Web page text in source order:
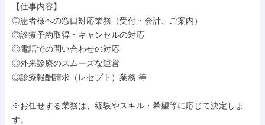
【仕事内容】
◎患者様への窓口対応業務（受付・会計、ご案内）
◎診療予約取得・キャンセルの対応
◎電話での問い合わせの対応
◎外来診療のスムーズな運営
◎診療報酬請求（レセプト）業務 等
※お任せする業務は、経験やスキル・希望等に応じて決定しま
す。